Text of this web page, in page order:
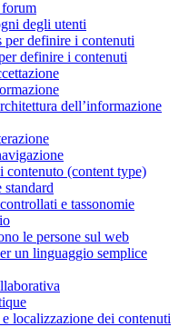
degli utenti
per definire i contenuti
definire i contenuti
dell’informazione
contenuto (content type)
e tassonomie
le persone sul web
un linguaggio semplice
localizzazione dei contenuti